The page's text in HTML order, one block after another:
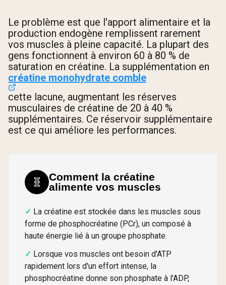
Le problème est que l'apport alimentaire et la
production endogène remplissent rarement
vos muscles à pleine capacité. La plupart des
gens fonctionnent à environ 60 à 80 % de
saturation en créatine. La supplémentation en
créatine monohydrate comble
cette lacune, augmentant les réserves
musculaires de créatine de 20 à 40 %
supplémentaires. Ce réservoir supplémentaire
est ce qui améliore les performances.
🧬
Comment la créatine
alimente vos muscles
La créatine est stockée dans les muscles sous
forme de phosphocréatine (PCr), un composé à
haute énergie lié à un groupe phosphate.
Lorsque vos muscles ont besoin d'ATP
rapidement lors d'un effort intense, la
phosphocréatine donne son phosphate à l'ADP,